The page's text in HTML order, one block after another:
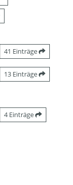
41 Einträge
13 Einträge
4 Einträge